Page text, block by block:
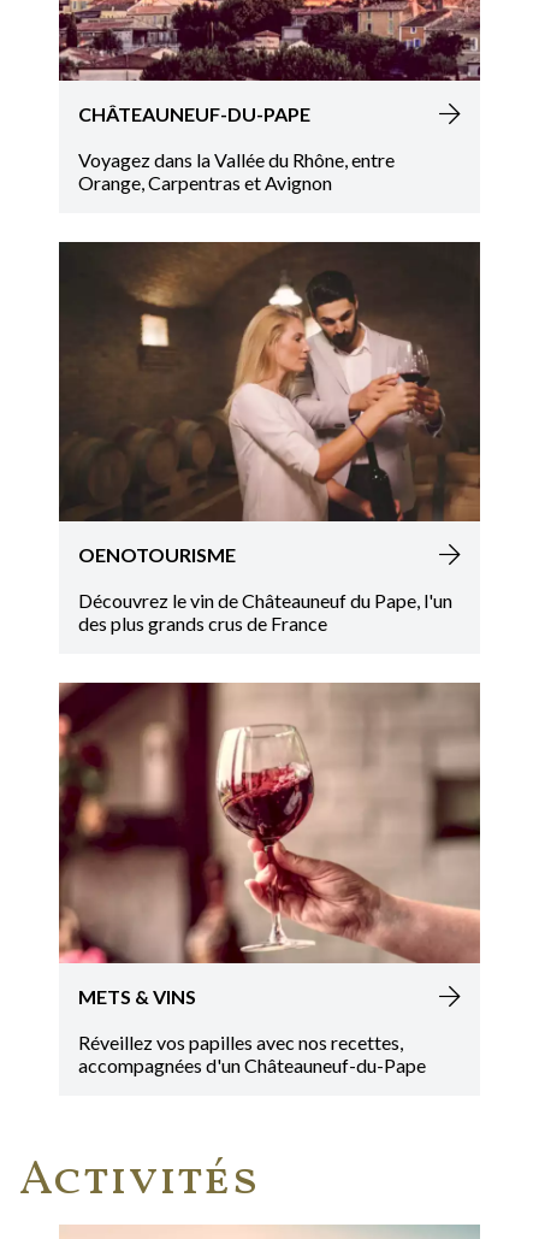
CHÂTEAUNEUF-DU-PAPE
Voyagez dans la Vallée du Rhône, entre
Orange, Carpentras et Avignon
OENOTOURISME
Découvrez le vin de Châteauneuf du Pape, l'un
des plus grands crus de France
METS & VINS
Réveillez vos papilles avec nos recettes,
accompagnées d'un Châteauneuf-du-Pape
Activités